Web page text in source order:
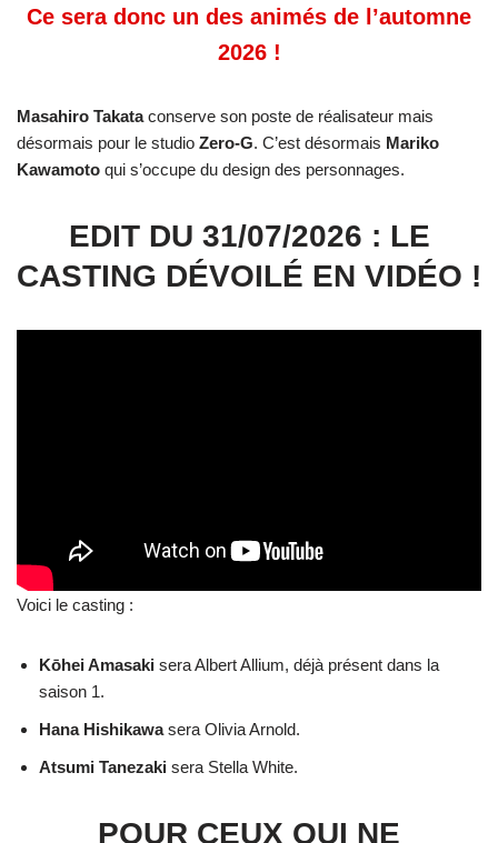
Ce sera donc un des animés de l’automne
2026 !
Masahiro Takataconserve son poste de réalisateur mais
désormais pour le studio Zero-G. C’est désormais Mariko
Kawamoto qui s’occupe du design des personnages.
EDIT DU 31/07/2026 : LE
CASTING DÉVOILÉ EN VIDÉO !
Voici le casting :
Kōhei Amasaki sera Albert Allium, déjà présent dans la
saison 1.
Hana Hishikawasera Olivia Arnold.
Atsumi Tanezaki sera Stella White.
POUR CEUX QUI NE